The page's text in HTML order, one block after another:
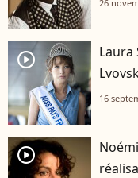
26
player2
Laura
16
player2